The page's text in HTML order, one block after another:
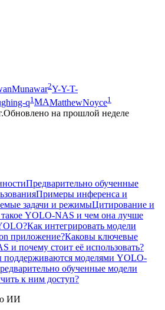
2Y-Y-T-
q1 MAMatthewNoyce1
Обновлено на прошлой неделе
Предварительно обученные
Примеры инференса и
задачи и режимыЦитирование и
YOLO-NAS и чем она лучше
Как интегрировать модели
приложение?Каковы ключевые
и почему стоит её использовать?
поддерживаются моделями YOLO-
обученные модели
к ним доступ?
ИИ